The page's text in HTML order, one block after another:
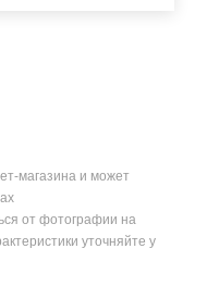
магазина и может
от фотографии на
уточняйте у